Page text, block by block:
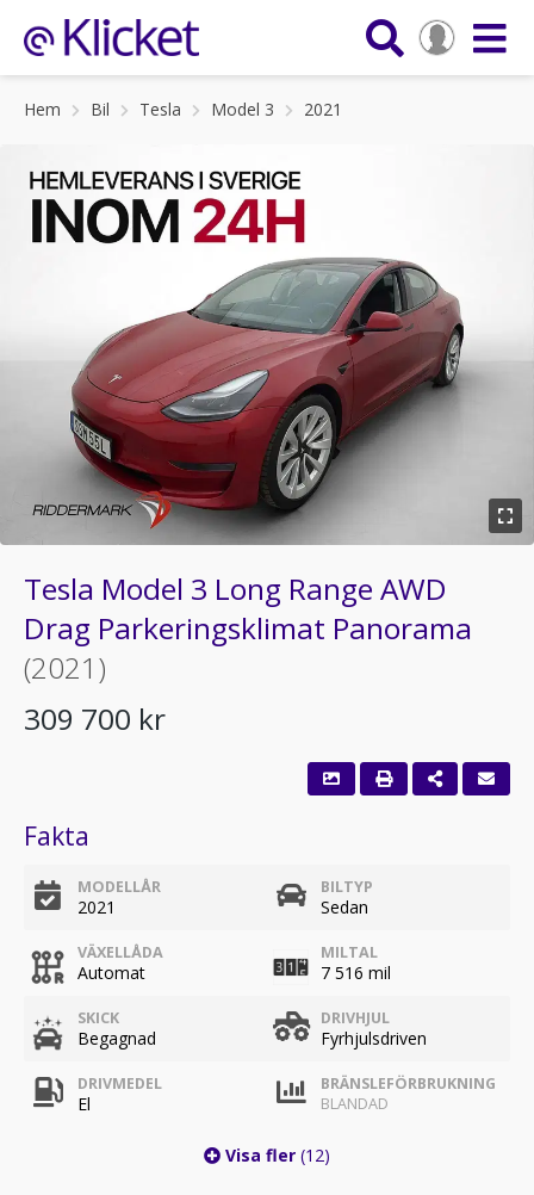
Hem Bil Tesla Model 3 2021
Tesla Model 3 Long Range AWD
Drag Parkeringsklimat Panorama
(2021)
309 700 kr
Fakta
MODELLÅR
2021
BILTYP
Sedan
VÄXELLÅDA
Automat
MILTAL
7 516 mil
SKICK
Begagnad
DRIVHJUL
Fyrhjulsdriven
DRIVMEDEL
El
BRÄNSLEFÖRBRUKNING
BLANDAD
Visa fler (12)